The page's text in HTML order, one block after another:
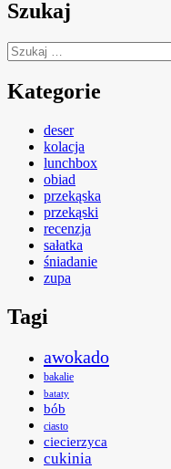
Szukaj
Szukaj:
Kategorie
deser
kolacja
lunchbox
obiad
przekąska
przekąski
recenzja
sałatka
śniadanie
zupa
Tagi
awokado
bakalie
bataty
bób
ciasto
ciecierzyca
cukinia